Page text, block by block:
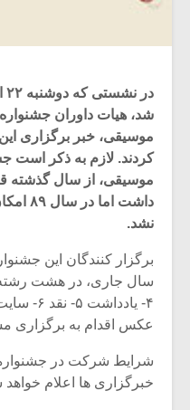
شد، هیات داوران
کردند. لازم به ذکر است
موسیقی، از سال گذشته
داشت
نشد.
برگزار کنندگان این
عکس اقدام به برگزاری
شرایط شرکت در
خبرگزاری ها اعلام